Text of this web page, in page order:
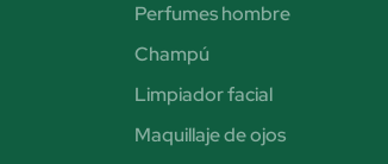
Perfumes hombre
Champú
Limpiador facial
Maquillaje de ojos